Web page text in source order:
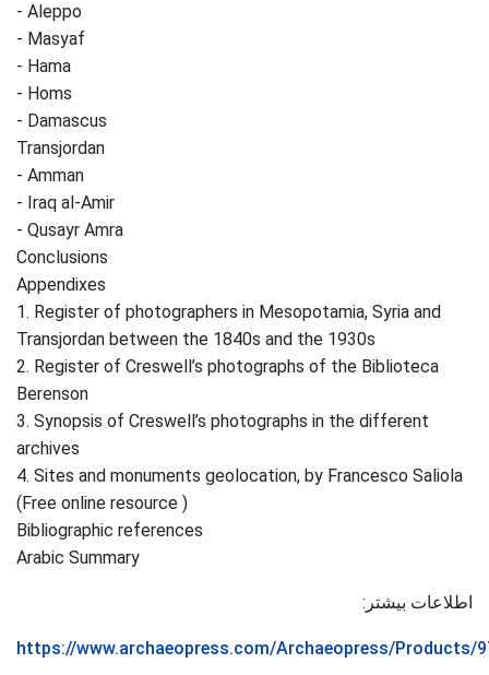
- Aleppo
- Masyaf
- Hama
- Homs
- Damascus
Transjordan
- Amman
- Iraq al-Amir
- Qusayr Amra
Conclusions
Appendixes
1. Register of photographers in Mesopotamia, Syria and
Transjordan between the 1840s and the 1930s
2. Register of Creswell’s photographs of the Biblioteca
Berenson
3. Synopsis of Creswell’s photographs in the different
archives
4. Sites and monuments geolocation, by Francesco Saliola
(Free online resource )
Bibliographic references
Arabic Summary
اطلاعات بیشتر:
https://www.archaeopress.com/Archaeopress/Products/